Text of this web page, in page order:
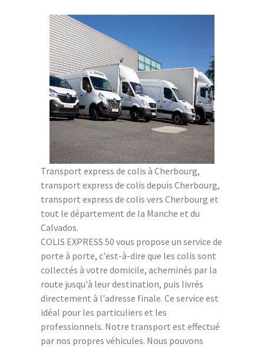
Transport express de colis à Cherbourg,
transport express de colis depuis Cherbourg,
transport express de colis vers Cherbourg et
tout le département de la Manche et du
Calvados.
COLIS EXPRESS 50 vous propose un service de
porte à porte, c'est-à-dire que les colis sont
collectés à votre domicile, acheminés par la
route jusqu'à leur destination, puis livrés
directement à l'adresse finale. Ce service est
idéal pour les particuliers et les
professionnels. Notre transport est effectué
par nos propres véhicules. Nous pouvons